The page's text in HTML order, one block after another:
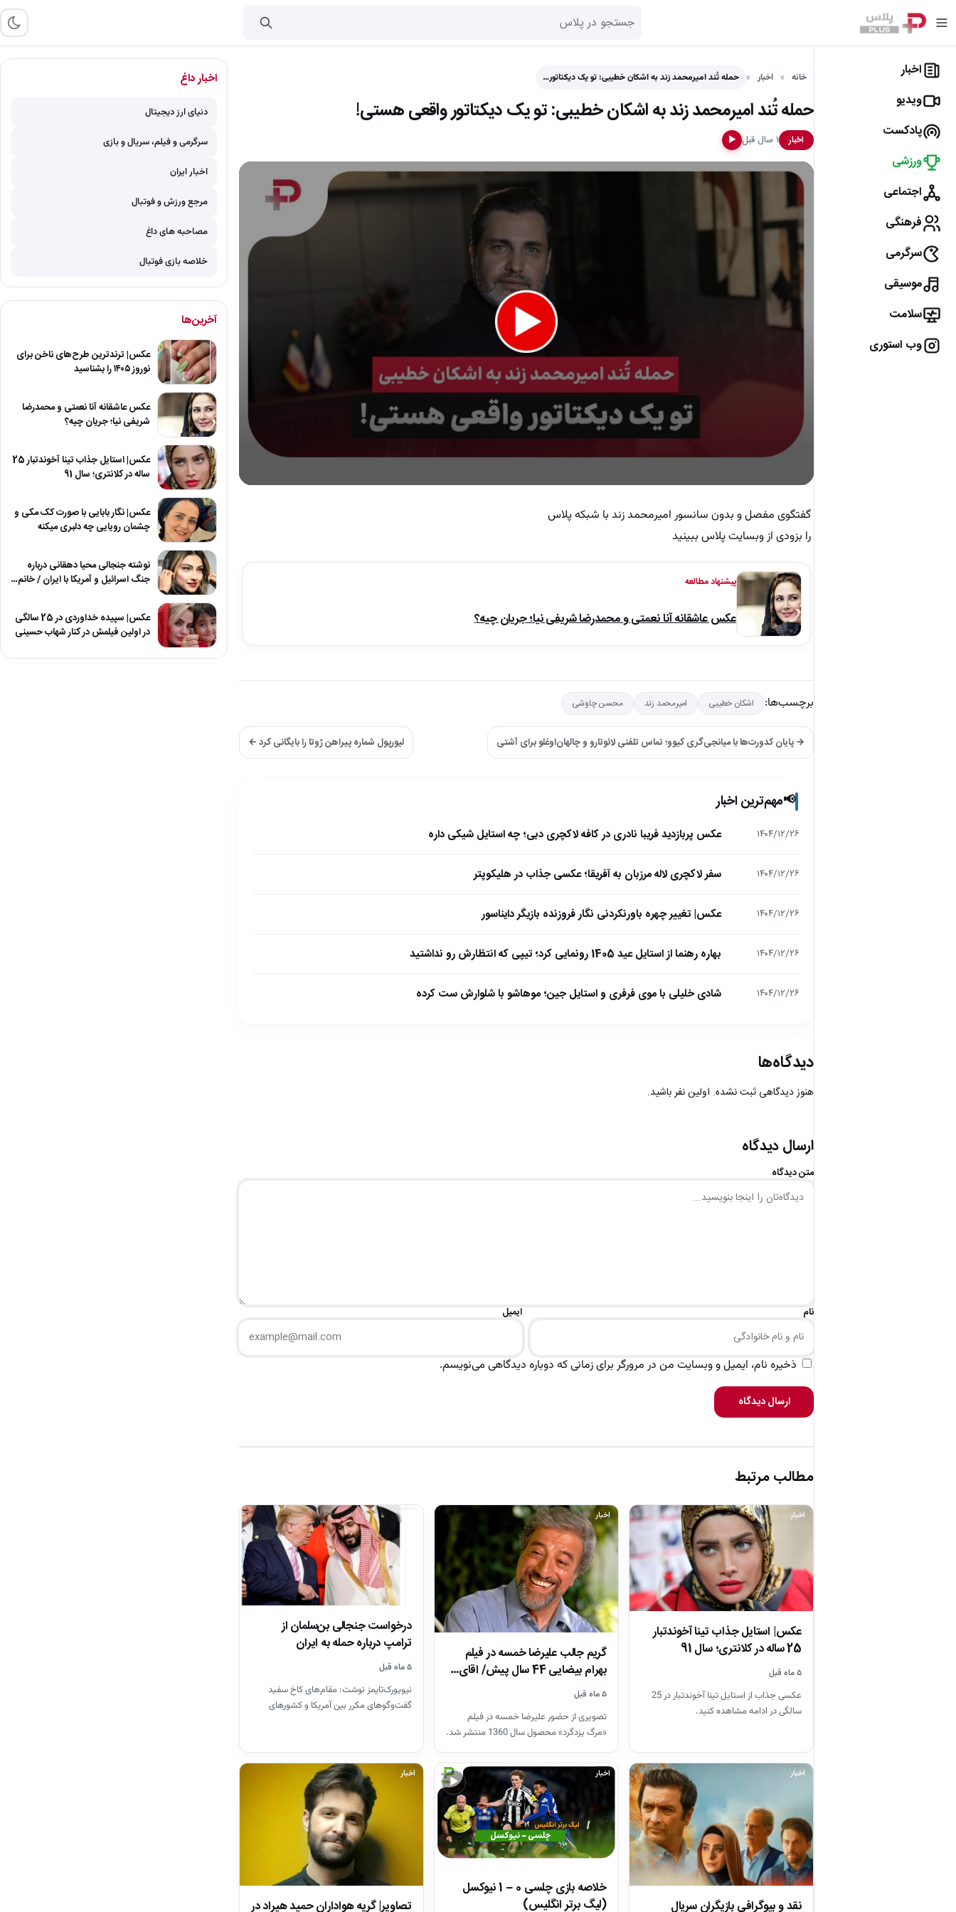
اخبار
ویدیو
پادکست
ورزشی
اجتماعی
فرهنگی
سرگرمی
موسیقی
سلامت
وب استوری
خانه اخبار حمله تُند امیرمحمد زند به اشکان خطیبی: تو یک دیکتاتور…
حمله تُند امیرمحمد زند به اشکان خطیبی: تو یک دیکتاتور واقعی هستی!
اخبار ۱ سال قبل ▶
secondsVolume
90%
گفتگوی مفصل و بدون سانسور امیرمحمد زند با شبکه پلاس
را بزودی از وبسایت پلاس ببینید
پیشنهاد مطالعه
عکس عاشقانه آنا نعمتی و محمدرضا شریفی نیا؛ جریان چیه؟
برچسب‌ها: اشکان خطیبی امیرمحمد زند محسن چاوشی
→ پایان کدورت‌ها با میانجی‌گری کیوو؛ تماس تلفنی لائوتارو و چالهان‌اوغلو برای آشتی لیورپول شماره پیراهن ژوتا را بایگانی کرد ←
📢مهم‌ترین اخبار
۱۴۰۴/۱۲/۲۶ عکس پربازدید فریبا نادری در کافه لاکچری دبی؛ چه استایل شیکی داره
۱۴۰۴/۱۲/۲۶ سفر لاکچری لاله مرزبان به آفریقا؛ عکسی جذاب در هلیکوپتر
۱۴۰۴/۱۲/۲۶ عکس| تغییر چهره باورنکردنی نگار فروزنده بازیگر دایناسور
۱۴۰۴/۱۲/۲۶ بهاره رهنما از استایل عید 1405 رونمایی کرد؛ تیپی که انتظارش رو نداشتید
۱۴۰۴/۱۲/۲۶ شادی خلیلی با موی فرفری و استایل جین؛ موهاشو با شلوارش ست کرده
دیدگاه‌ها
هنوز دیدگاهی ثبت نشده. اولین نفر باشید.
ارسال دیدگاه
متن دیدگاه
نام ایمیل
ذخیره نام، ایمیل و وبسایت من در مرورگر برای زمانی که دوباره دیدگاهی می‌نویسم.
ارسال دیدگاه
مطالب مرتبط
اخبار
عکس| استایل جذاب تینا آخوندتبار
25 ساله در کلانتری؛ سال 91
۵ ماه قبل
عکسی جذاب از استایل تینا آخوندتبار در 25
سالگی در ادامه مشاهده کنید.
اخبار
گریم جالب علیرضا خمسه در فیلم
بهرام بیضایی 44 سال پیش/ اقای…
۵ ماه قبل
تصویری از حضور علیرضا خمسه در فیلم
«مرگ یزدگرد» محصول سال 1360 منتشر شد.
اخبار
درخواست جنجالی بن‌سلمان از
ترامپ درباره حمله به ایران
۵ ماه قبل
نیویورک‌تایمز نوشت: مقام‌های کاخ سفید
گفت‌و‌گو‌های مکرر بین آمریکا و کشور‌های
اخبار
نقد و بیوگرافی بازیگران سریال
▶
اخبار
خلاصه بازی چلسی 0 – 1 نیوکسل
(لیگ برتر انگلیس)
اخبار
تصاویر| گریه هواداران حمید هیراد در
اخبار داغ
دنیای ارز دیجیتال
سرگرمی و فیلم، سریال و بازی
اخبار ایران
مرجع ورزش و فوتبال
مصاحبه های داغ
خلاصه بازی فوتبال
آخرین‌ها
عکس| ترندترین طرح‌های ناخن برای
نوروز ۱۴۰۵ را بشناسید
عکس عاشقانه آنا نعمتی و محمدرضا
شریفی نیا؛ جریان چیه؟
عکس| استایل جذاب تینا آخوندتبار 25
ساله در کلانتری؛ سال 91
عکس| نگار بابایی با صورت کک مکی و
چشمان رویایی چه دلبری میکنه
نوشته جنجالی محیا دهقانی درباره
جنگ اسرائیل و آمریکا با ایران / خانم…
عکس| سپیده خداوردی در 25 سالگی
در اولین فیلمش در کنار شهاب حسینی